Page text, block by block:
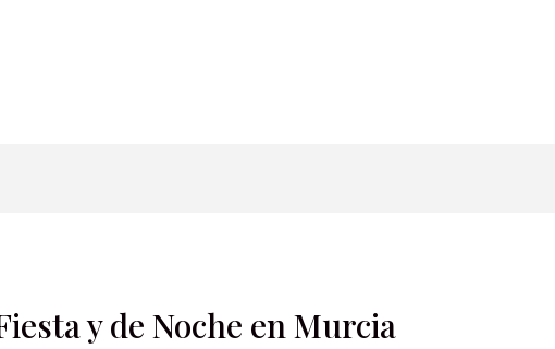
y de Noche en Murcia